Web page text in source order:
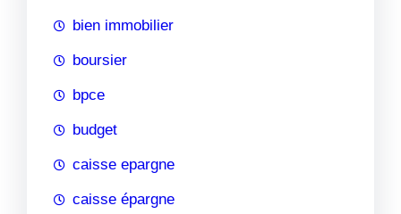
bien immobilier
boursier
bpce
budget
caisse epargne
caisse épargne